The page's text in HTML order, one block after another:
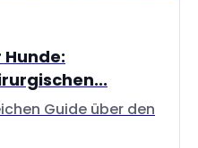
Guide über den